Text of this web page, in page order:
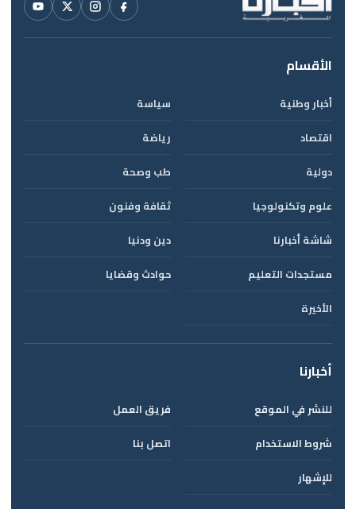
الأقسام
أخبار وطنية
سياسة
اقتصاد
رياضة
دولية
طب وصحة
علوم وتكنولوجيا
ثقافة وفنون
شاشة أخبارنا
دين ودنيا
مستجدات التعليم
حوادث وقضايا
الأخيرة
أخبارنا
للنشر في الموقع
فريق العمل
شروط الاستخدام
اتصل بنا
للإشهار